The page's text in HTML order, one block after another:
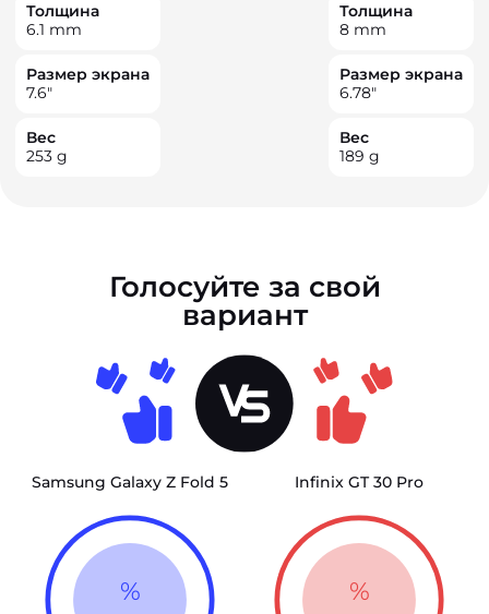
Толщина
6.1 mm
Размер экрана
7.6"
Вес
253 g
Толщина
8 mm
Размер экрана
6.78"
Вес
189 g
Голосуйте за свой
вариант
Samsung Galaxy Z Fold 5
%
Infinix GT 30 Pro
%